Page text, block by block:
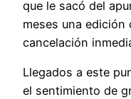
que le sacó del
meses una edición
cancelación
Llegados a este
el sentimiento de